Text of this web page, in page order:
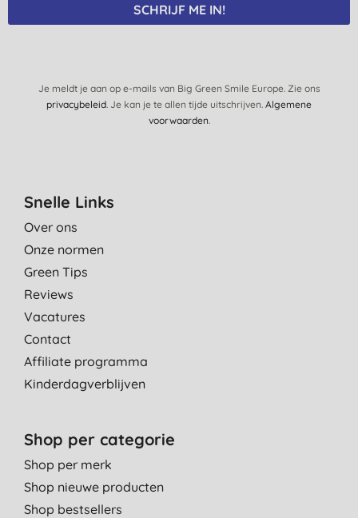
SCHRIJF ME IN!
Je meldt je aan op e-mails van Big Green Smile Europe. Zie ons
privacybeleid. Je kan je te allen tijde uitschrijven. Algemene
voorwaarden.
Snelle Links
Over ons
Onze normen
Green Tips
Reviews
Vacatures
Contact
Affiliate programma
Kinderdagverblijven
Shop per categorie
Shop per merk
Shop nieuwe producten
Shop bestsellers